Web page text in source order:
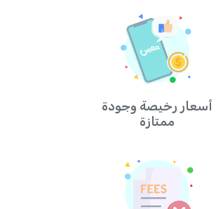
أسعار رخيصة وجودة
ممتازة